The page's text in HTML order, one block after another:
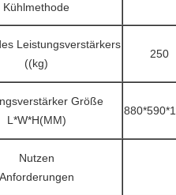
Kühlmethode
Leistungsverstärkers
((kg)
250
Größe
L*W*H(MM)
Nutzen
Anforderungen